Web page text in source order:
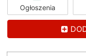
Ogłoszenia